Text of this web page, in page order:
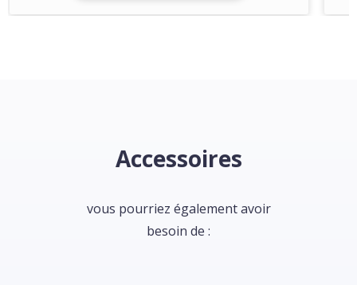
Accessoires
vous pourriez également avoir
besoin de :